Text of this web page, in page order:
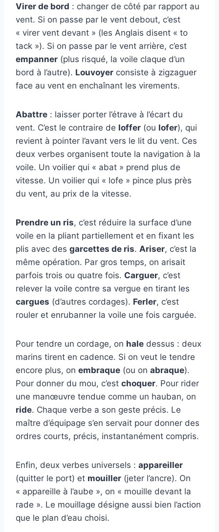
Virer de bord : changer de côté par rapport au
vent. Si on passe par le vent debout, c’est
« virer vent devant » (les Anglais disent « to
tack »). Si on passe par le vent arrière, c’est
empanner (plus risqué, la voile claque d’un
bord à l’autre). Louvoyer consiste à zigzaguer
face au vent en enchaînant les virements.
Abattre : laisser porter l’étrave à l’écart du
vent. C’est le contraire de loffer (ou lofer), qui
revient à pointer l’avant vers le lit du vent. Ces
deux verbes organisent toute la navigation à la
voile. Un voilier qui « abat » prend plus de
vitesse. Un voilier qui « lofe » pince plus près
du vent, au prix de la vitesse.
Prendre un ris, c’est réduire la surface d’une
voile en la pliant partiellement et en fixant les
plis avec des garcettes de ris. Ariser, c’est la
même opération. Par gros temps, on arisait
parfois trois ou quatre fois. Carguer, c’est
relever la voile contre sa vergue en tirant les
cargues (d’autres cordages). Ferler, c’est
rouler et enrubanner la voile une fois carguée.
Pour tendre un cordage, on hale dessus : deux
marins tirent en cadence. Si on veut le tendre
encore plus, on embraque (ou on abraque).
Pour donner du mou, c’est choquer. Pour rider
une manœuvre tendue comme un hauban, on
ride. Chaque verbe a son geste précis. Le
maître d’équipage s’en servait pour donner des
ordres courts, précis, instantanément compris.
Enfin, deux verbes universels : appareiller
(quitter le port) et mouiller (jeter l’ancre). On
« appareille à l’aube », on « mouille devant la
rade ». Le mouillage désigne aussi bien l’action
que le plan d’eau choisi.